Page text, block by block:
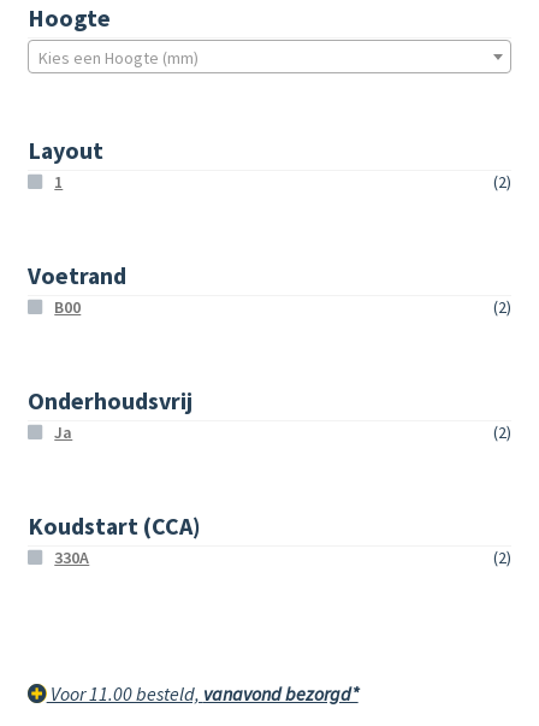
Hoogte
Kies een Hoogte (mm)
Layout
1 (2)
Voetrand
B00 (2)
Onderhoudsvrij
Ja (2)
Koudstart (CCA)
330A (2)
Voor 11.00 besteld, vanavond bezorgd*